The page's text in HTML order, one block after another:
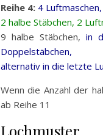
Reihe 4: 4
2 halbe Stäbchen, 2
9 halbe Stäbchen, in
Doppelstäbchen,
alternativ in die letzte
Wenn die Anzahl der
ab Reihe 11
Lochmuster